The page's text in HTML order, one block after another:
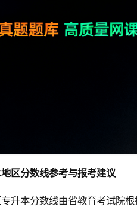
区分数线参考与报考建议
升本分数线由省教育考试院